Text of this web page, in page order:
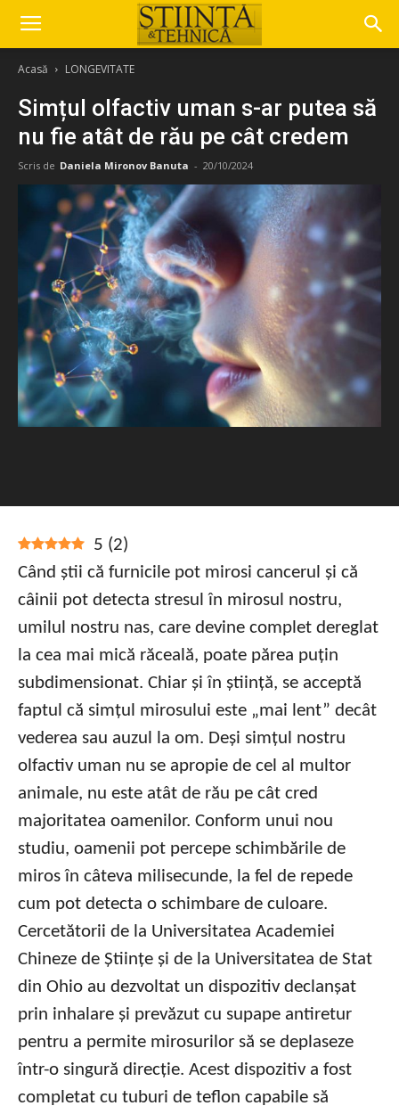
Acasă LONGEVITATE
Simțul olfactiv uman s-ar putea să
nu fie atât de rău pe cât credem
Scris de Daniela Mironov Banuta - 20/10/2024
5 (2)
Când știi că furnicile pot mirosi cancerul și că
câinii pot detecta stresul în mirosul nostru,
umilul nostru nas, care devine complet dereglat
la cea mai mică răceală, poate părea puțin
subdimensionat. Chiar și în știință, se acceptă
faptul că simțul mirosului este „mai lent” decât
vederea sau auzul la om. Deși simțul nostru
olfactiv uman nu se apropie de cel al multor
animale, nu este atât de rău pe cât cred
majoritatea oamenilor. Conform unui nou
studiu, oamenii pot percepe schimbările de
miros în câteva milisecunde, la fel de repede
cum pot detecta o schimbare de culoare.
Cercetătorii de la Universitatea Academiei
Chineze de Științe și de la Universitatea de Stat
din Ohio au dezvoltat un dispozitiv declanșat
prin inhalare și prevăzut cu supape antiretur
pentru a permite mirosurilor să se deplaseze
într-o singură direcție. Acest dispozitiv a fost
completat cu tuburi de teflon capabile să